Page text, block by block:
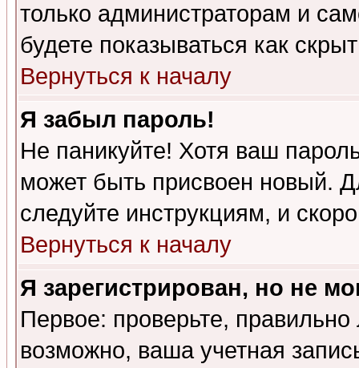
только администраторам и
будете показываться как
Вернуться к началу
Я забыл пароль!
Не паникуйте! Хотя ваш
может быть присвоен новый.
следуйте инструкциям, и
Вернуться к началу
Я зарегистрирован, но не
Первое: проверьте,
возможно, ваша учетная